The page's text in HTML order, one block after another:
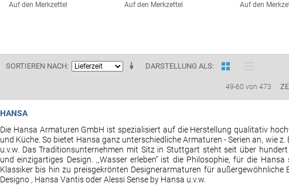
HANSA
Die Hansa Armaturen GmbH ist spezialisiert auf die Herstellung qualitativ
und Küche. So bietet Hansa ganz unterschiedliche Armaturen - Serien an, wie
u.v.w. Das Traditionsunternehmen mit Sitz in Stuttgart steht seit über
und einzigartiges Design. ,,Wasser erleben‘‘ ist die Philosophie, für die
Klassiker bis hin zu preisgekrönten Designerarmaturen für außergewöhnliche
Designo , Hansa Vantis oder Alessi Sense by Hansa u.v.w.
Auf den Merkzettel Auf den Merkzettel Auf den
DARSTELLUNG ALS
SORTIEREN NACH
49-60 von 473